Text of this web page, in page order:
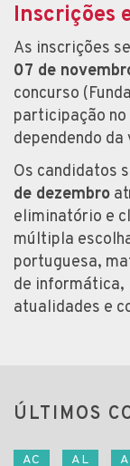
Inscrições
As inscrições
07 de
concurso
participação
dependendo
Os candidatos
de dezembro
eliminatório e
múltipla
portuguesa,
de informática,
atualidades e
ÚLTIMOS
AC AL